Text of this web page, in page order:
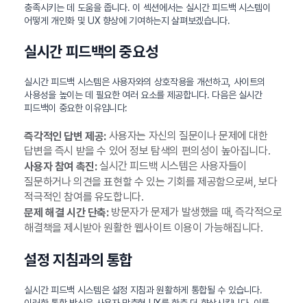
충족시키는 데 도움을 줍니다. 이 섹션에서는 실시간 피드백 시스템이
어떻게 개인화 및 UX 향상에 기여하는지 살펴보겠습니다.
실시간 피드백의 중요성
실시간 피드백 시스템은 사용자와의 상호작용을 개선하고, 사이트의
사용성을 높이는 데 필요한 여러 요소를 제공합니다. 다음은 실시간
피드백이 중요한 이유입니다:
즉각적인 답변 제공:사용자는 자신의 질문이나 문제에 대한
답변을 즉시 받을 수 있어 정보 탐색의 편의성이 높아집니다.
사용자 참여 촉진:실시간 피드백 시스템은 사용자들이
질문하거나 의견을 표현할 수 있는 기회를 제공함으로써, 보다
적극적인 참여를 유도합니다.
문제 해결 시간 단축:방문자가 문제가 발생했을 때, 즉각적으로
해결책을 제시받아 원활한 웹사이트 이용이 가능해집니다.
설정 지침과의 통합
실시간 피드백 시스템은 설정 지침과 원활하게 통합될 수 있습니다.